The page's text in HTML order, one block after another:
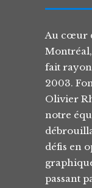
Au cœur
fait
2003.
Olivier
notre
défis en
passant